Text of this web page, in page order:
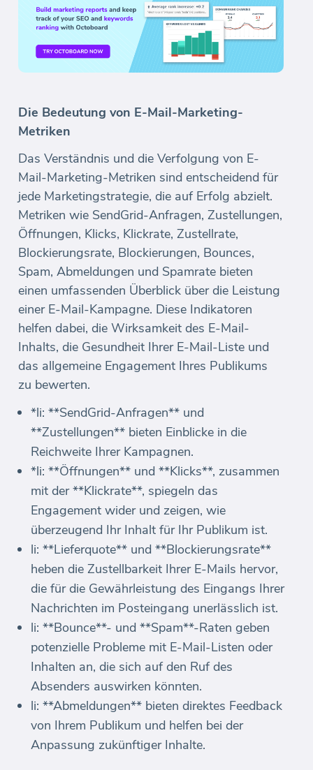
Die Bedeutung von E-Mail-Marketing-
Metriken
Das Verständnis und die Verfolgung von E-
Mail-Marketing-Metriken sind entscheidend für
jede Marketingstrategie, die auf Erfolg abzielt.
Metriken wie SendGrid-Anfragen, Zustellungen,
Öffnungen, Klicks, Klickrate, Zustellrate,
Blockierungsrate, Blockierungen, Bounces,
Spam, Abmeldungen und Spamrate bieten
einen umfassenden Überblick über die Leistung
einer E-Mail-Kampagne. Diese Indikatoren
helfen dabei, die Wirksamkeit des E-Mail-
Inhalts, die Gesundheit Ihrer E-Mail-Liste und
das allgemeine Engagement Ihres Publikums
zu bewerten.
*li: **SendGrid-Anfragen** und
**Zustellungen** bieten Einblicke in die
Reichweite Ihrer Kampagnen.
*li: **Öffnungen** und **Klicks**, zusammen
mit der **Klickrate**, spiegeln das
Engagement wider und zeigen, wie
überzeugend Ihr Inhalt für Ihr Publikum ist.
li: **Lieferquote** und **Blockierungsrate**
heben die Zustellbarkeit Ihrer E-Mails hervor,
die für die Gewährleistung des Eingangs Ihrer
Nachrichten im Posteingang unerlässlich ist.
li: **Bounce**- und **Spam**-Raten geben
potenzielle Probleme mit E-Mail-Listen oder
Inhalten an, die sich auf den Ruf des
Absenders auswirken könnten.
li: **Abmeldungen** bieten direktes Feedback
von Ihrem Publikum und helfen bei der
Anpassung zukünftiger Inhalte.